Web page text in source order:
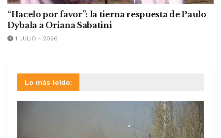
“Hacelo por favor”: la tierna respuesta de Paulo
Dybala a Oriana Sabatini
1 JULIO - 2026
Lo más leído: